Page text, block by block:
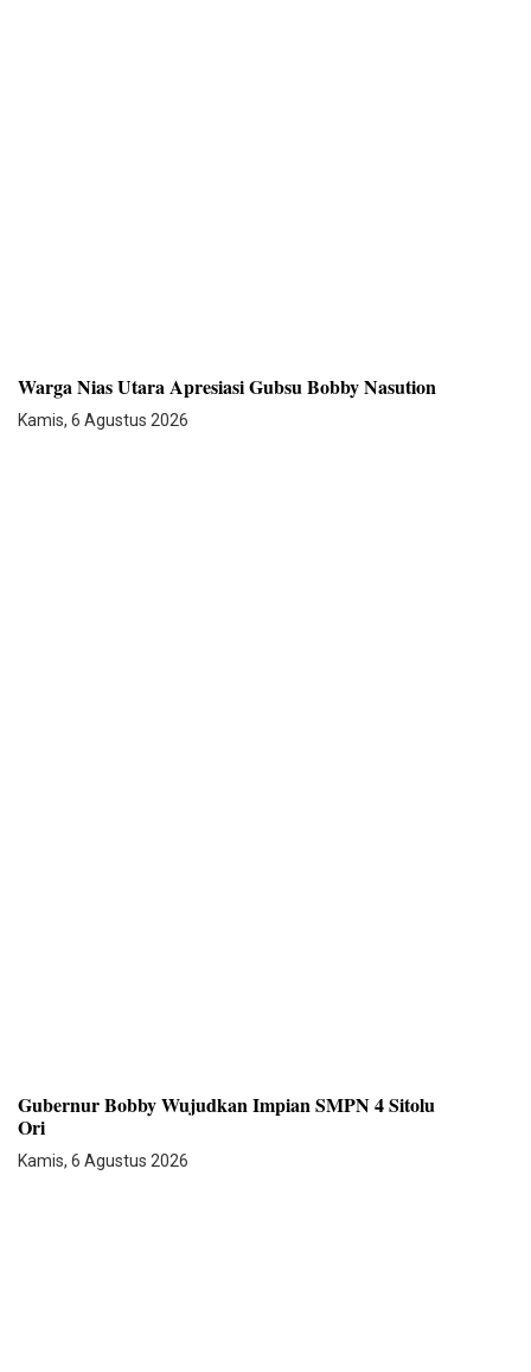
Warga Nias Utara Apresiasi Gubsu Bobby Nasution
Kamis, 6 Agustus 2026
Gubernur Bobby Wujudkan Impian SMPN 4 Sitolu
Ori
Kamis, 6 Agustus 2026